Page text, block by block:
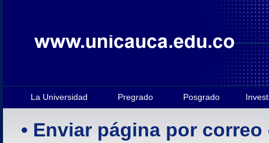
La Universidad Pregrado Posgrado
• Enviar página por